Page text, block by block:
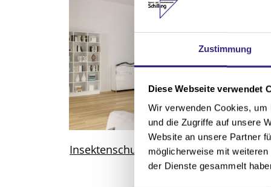
Zustimmung
Diese Webseite verwendet
Wir verwenden Cookies,
und die Zugriffe auf unsere
Website an unsere Partner
möglicherweise mit
der Dienste gesammelt
Insektenschutz